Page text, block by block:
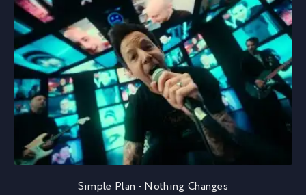
Simple Plan - Nothing Changes